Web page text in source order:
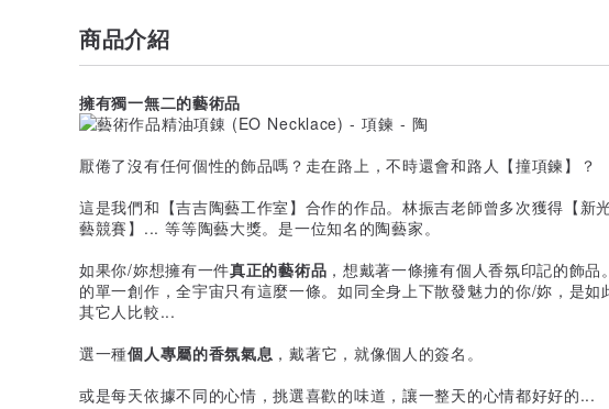
商品介紹
擁有獨一無二的藝術品
厭倦了沒有任何個性的飾品嗎？走在路上，不時還會和路人【撞項鍊】？
這是我們和【吉吉陶藝工作室】合作的作品。林振吉老師曾多次獲得【新
藝競賽】... 等等陶藝大獎。是一位知名的陶藝家。
如果你/妳想擁有一件真正的藝術品 ，想戴著一條擁有個人香氛印記的飾
的單一創作，全宇宙只有這麼一條。如同全身上下散發魅力的你/妳，是如
其它人比較...
選一種個人專屬的香氛氣息 ，戴著它，就像個人的簽名。
或是每天依據不同的心情，挑選喜歡的味道，讓一整天的心情都好好的...